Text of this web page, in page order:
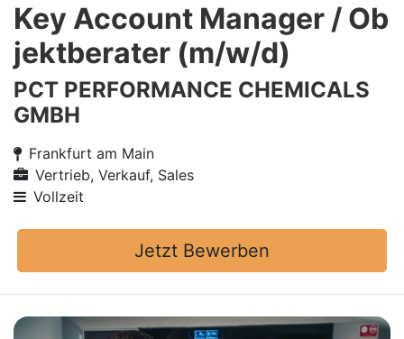
Key Account Manager / Ob
jektberater (m/w/d)
PCT PERFORMANCE CHEMICALS
GMBH
Frankfurt am Main
Vertrieb, Verkauf, Sales
Vollzeit
Jetzt Bewerben